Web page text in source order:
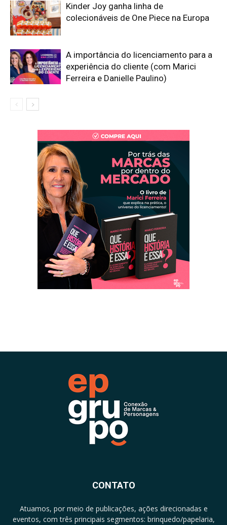
Kinder Joy ganha linha de
colecionáveis de One Piece na Europa
A importância do licenciamento para a
experiência do cliente (com Marici
Ferreira e Danielle Paulino)
CONTATO
Atuamos, por meio de publicações, ações direcionadas e
eventos, com três principais segmentos: brinquedo/papelaria,